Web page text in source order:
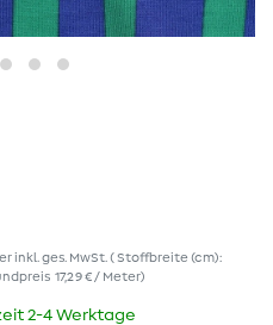
inkl. ges. MwSt. ( Stoffbreite (cm):
17,29 € / Meter)
2-4 Werktage